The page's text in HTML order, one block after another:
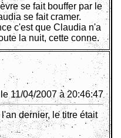
se fait bouffer par le
se fait cramer.
c'est que Claudia n'a
la nuit, cette conne.
le 11/04/2007 à 20:46:47
dernier, le titre était